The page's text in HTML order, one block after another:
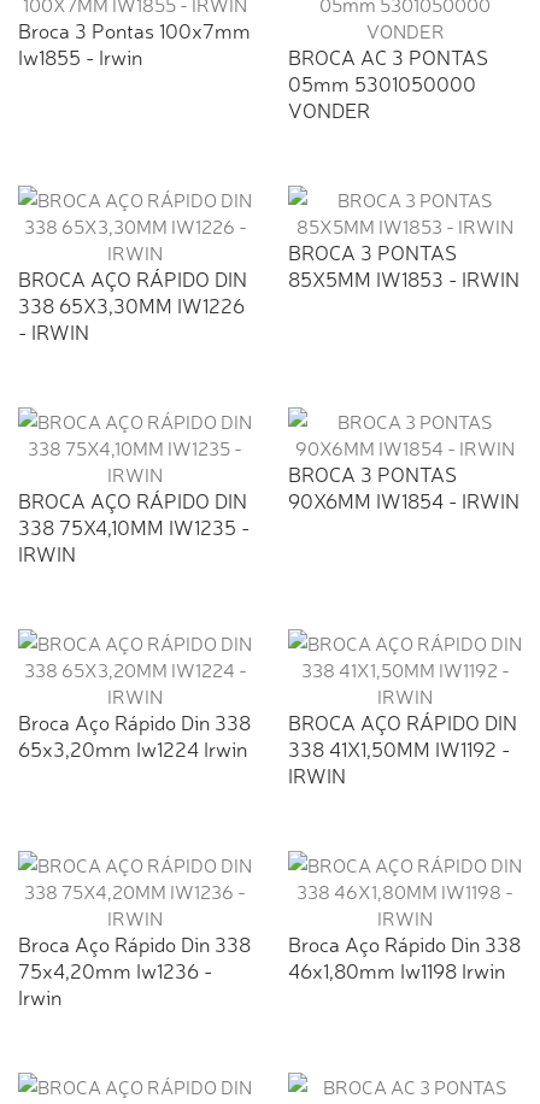
Broca 3 Pontas 100x7mm
Iw1855 - Irwin
BROCA AC 3 PONTAS
05mm 5301050000
VONDER
BROCA AÇO RÁPIDO DIN
338 65X3,30MM IW1226
- IRWIN
BROCA 3 PONTAS
85X5MM IW1853 - IRWIN
BROCA AÇO RÁPIDO DIN
338 75X4,10MM IW1235 -
IRWIN
BROCA 3 PONTAS
90X6MM IW1854 - IRWIN
Broca Aço Rápido Din 338
65x3,20mm Iw1224 Irwin
BROCA AÇO RÁPIDO DIN
338 41X1,50MM IW1192 -
IRWIN
Broca Aço Rápido Din 338
75x4,20mm Iw1236 -
Irwin
Broca Aço Rápido Din 338
46x1,80mm Iw1198 Irwin